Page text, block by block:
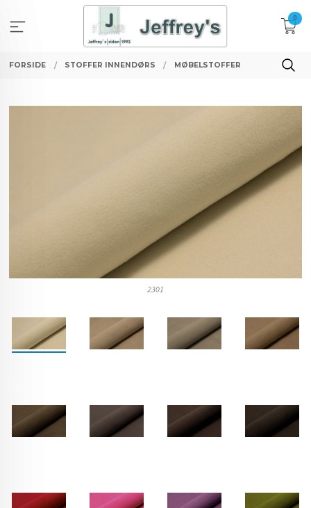
innholdet
0
FORSIDE STOFFER INNENDØRS MØBELSTOFFER
2301